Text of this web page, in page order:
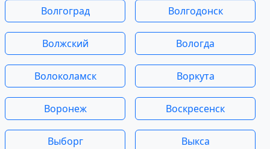
Волгоград Волгодонск
Волжский Вологда
Волоколамск Воркута
Воронеж Воскресенск
Выборг Выкса